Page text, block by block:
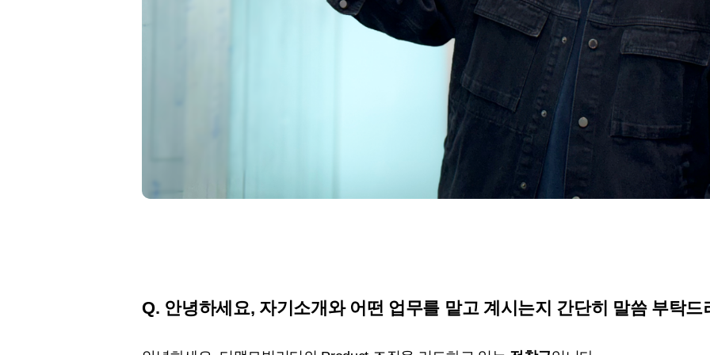
Q. 안녕하세요, 자기소개와 어떤 업무를 맡고 계시는지 간단히 말씀 부탁드